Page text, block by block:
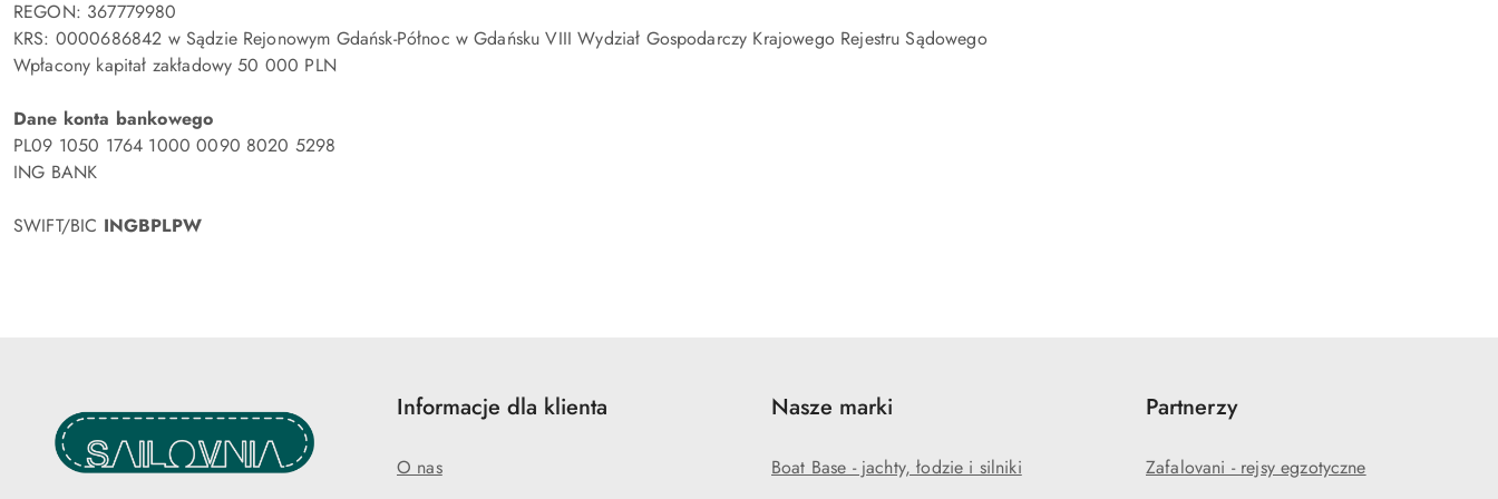
REGON: 367779980
KRS: 0000686842 w Sądzie Rejonowym Gdańsk-Północ w Gdańsku VIII Wydział Gospodarczy Krajowego Rejestru Sądowego
Wpłacony kapitał zakładowy 50 000 PLN
Dane konta bankowego
PL09 1050 1764 1000 0090 8020 5298
ING BANK
SWIFT/BIC INGBPLPW
Informacje dla klienta
O nas
Nasze marki
Boat Base - jachty, łodzie i silniki
Partnerzy
Zafalovani - rejsy egzotyczne